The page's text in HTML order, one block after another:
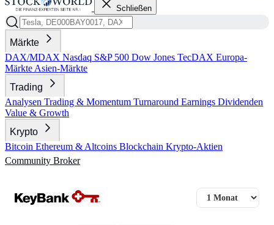
Schließen
Märkte
DAX/MDAX Nasdaq S&P 500 Dow Jones TecDAX Europa-
Märkte Asien-Märkte
Trading
Analysen Trading & Momentum Turnaround Earnings Dividenden
Value & Growth
Krypto
Bitcoin Ethereum & Altcoins Blockchain Krypto-Aktien
Community Broker